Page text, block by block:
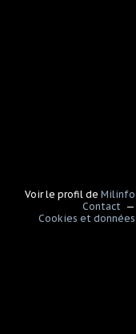
Voir le profil deMilinfo
Contact
Cookies et